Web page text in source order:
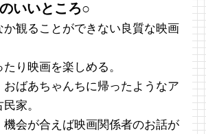
いいところ○
か観ることができない良質な映画
り映画を楽しめる。
おばあちゃんちに帰ったようなア
家。
機会が合えば映画関係者のお話が